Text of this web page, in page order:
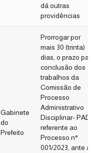
dá outras
providências
Gabinete
do
Prefeito
Prorrogar por
mais 30 (trinta)
dias, o prazo
conclusão dos
trabalhos da
Comissão de
Processo
Administrativo
Disciplinar- PAD,
referente ao
Processo n°
001/2023, ante